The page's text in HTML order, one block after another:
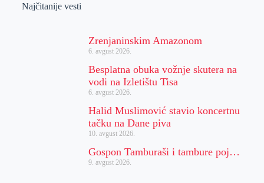
Najčitanije vesti
Zrenjaninskim Amazonom
6. avgust 2026.
Besplatna obuka vožnje skutera na
vodi na Izletištu Tisa
6. avgust 2026.
Halid Muslimović stavio koncertnu
tačku na Dane piva
10. avgust 2026.
Gospon Tamburaši i tambure poj…
9. avgust 2026.